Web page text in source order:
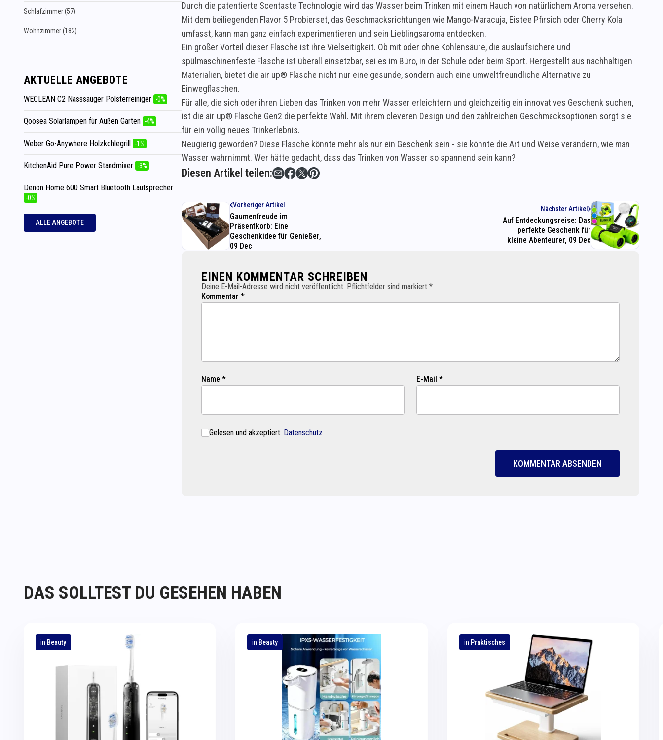
Durch die patentierte Scentaste Technologie wird das Wasser beim Trinken mit einem Hauch von natürlichem Aroma versehen.
Mit dem beiliegenden Flavor 5 Probierset, das Geschmacksrichtungen wie Mango-Maracuja, Eistee Pfirsich oder Cherry Kola
umfasst, kann man ganz einfach experimentieren und sein Lieblingsaroma entdecken.
Ein großer Vorteil dieser Flasche ist ihre Vielseitigkeit. Ob mit oder ohne Kohlensäure, die auslaufsichere und
spülmaschinenfeste Flasche ist überall einsetzbar, sei es im Büro, in der Schule oder beim Sport. Hergestellt aus nachhaltigen
Materialien, bietet die air up® Flasche nicht nur eine gesunde, sondern auch eine umweltfreundliche Alternative zu
Einwegflaschen.
Für alle, die sich oder ihren Lieben das Trinken von mehr Wasser erleichtern und gleichzeitig ein innovatives Geschenk suchen,
ist die air up® Flasche Gen2 die perfekte Wahl. Mit ihrem cleveren Design und den zahlreichen Geschmacksoptionen sorgt sie
für ein völlig neues Trinkerlebnis.
Neugierig geworden? Diese Flasche könnte mehr als nur ein Geschenk sein - sie könnte die Art und Weise verändern, wie man
Wasser wahrnimmt. Wer hätte gedacht, dass das Trinken von Wasser so spannend sein kann?
Diesen Artikel teilen:
Vorheriger Artikel
Gaumenfreude im
Präsentkorb: Eine
Geschenkidee für Genießer,
09 Dec
Nächster Artikel
Auf Entdeckungsreise: Das
perfekte Geschenk für
kleine Abenteurer, 09 Dec
EINEN KOMMENTAR SCHREIBEN
Deine E-Mail-Adresse wird nicht veröffentlicht. Pflichtfelder sind markiert *
Kommentar *
Name * E-Mail *
Gelesen und akzeptiert: Datenschutz
KOMMENTAR ABSENDEN
Schlafzimmer (57)
Wohnzimmer (182)
AKTUELLE ANGEBOTE
WECLEAN C2 Nasssauger Polsterreiniger -0%
Qoosea Solarlampen für Außen Garten -4%
Weber Go-Anywhere Holzkohlegrill -1%
KitchenAid Pure Power Standmixer -3%
Denon Home 600 Smart Bluetooth Lautsprecher
-0%
ALLE ANGEBOTE
DAS SOLLTEST DU GESEHEN HABEN
in Beauty in Beauty in Praktisches